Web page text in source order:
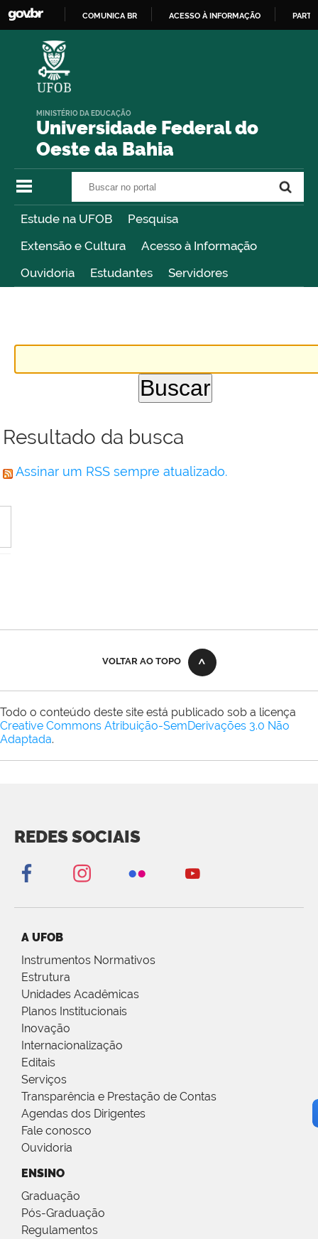
COMUNICA BR ACESSO À INFORMAÇÃO
Universidade Federal do
Oeste da Bahia
MINISTÉRIO DA EDUCAÇÃO
Estude na UFOB
Pesquisa
Extensão e Cultura
Acesso à Informação
Ouvidoria
Estudantes Servidores
Resultado da busca
Assinar um RSS sempre atualizado.
VOLTAR AO TOPO
Todo o conteúdo deste site está publicado sob a licença
Creative Commons Atribuição-SemDerivações 3.0 Não
Adaptada.
REDES SOCIAIS
A UFOB
Instrumentos Normativos
Estrutura
Unidades Acadêmicas
Planos Institucionais
Inovação
Internacionalização
Editais
Serviços
Transparência e Prestação de Contas
Agendas dos Dirigentes
Fale conosco
Ouvidoria
ENSINO
Graduação
Pós-Graduação
Regulamentos